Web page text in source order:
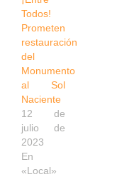
Todos!
Prometen
restauración
del
Monumento
al Sol
Naciente
12 de
julio de
2023
En
«Local»